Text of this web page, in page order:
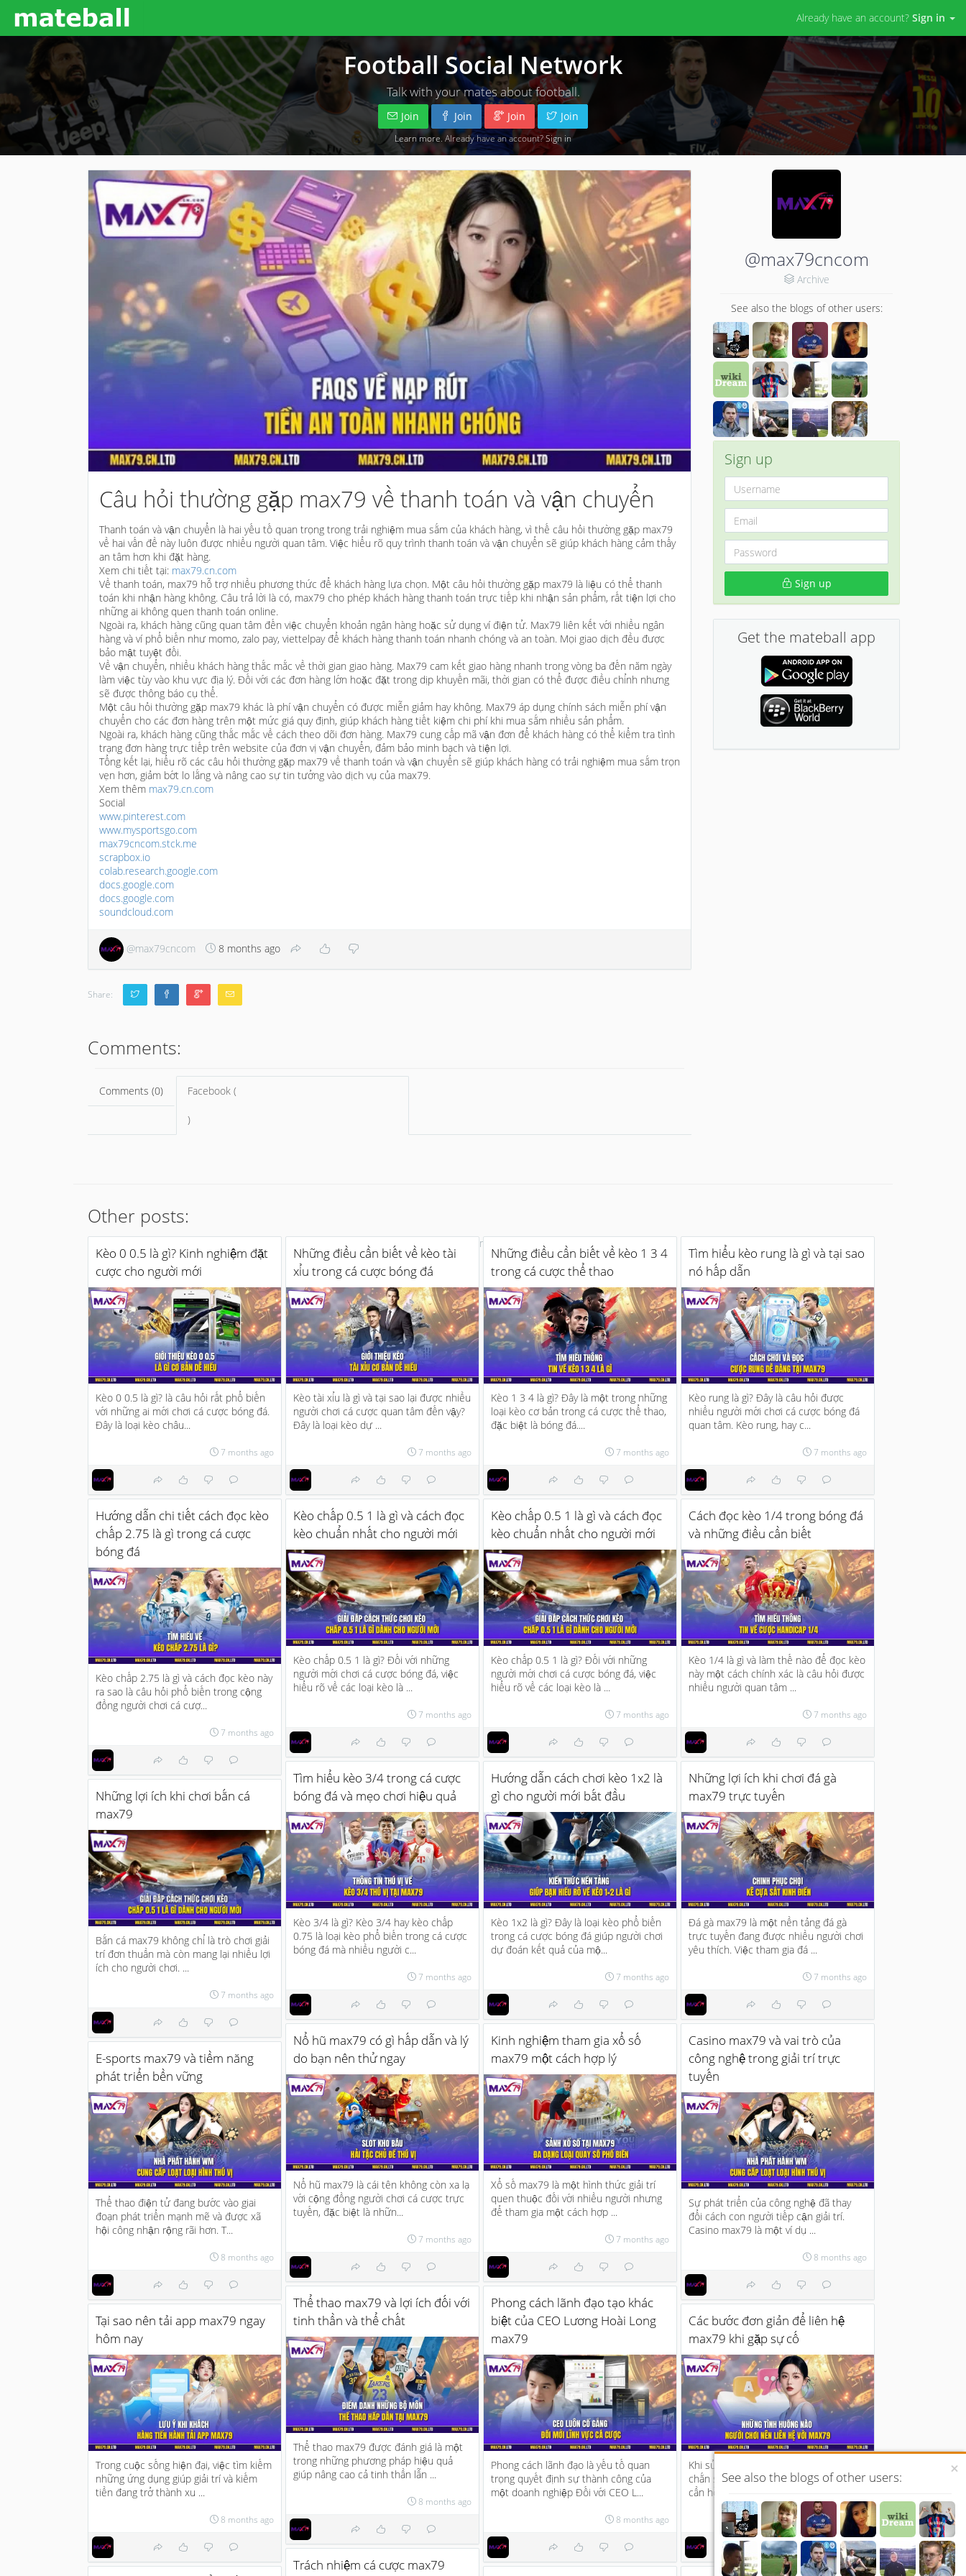
Already have an account? Sign in
Football Social Network
Talk with your mates about football.
Join Join Join Join
Learn more . Already have an account?Sign in
Câu hỏi thường gặp max79 về thanh toán và vận chuyển
Thanh toán và vận chuyển là hai yếu tố quan trọng trong trải nghiệm mua sắm của khách hàng, vì thế câu hỏi thường gặp max79
về hai vấn đề này luôn được nhiều người quan tâm. Việc hiểu rõ quy trình thanh toán và vận chuyển sẽ giúp khách hàng cảm thấy
an tâm hơn khi đặt hàng.
Xem chi tiết tại: max79.cn.com
Về thanh toán, max79 hỗ trợ nhiều phương thức để khách hàng lựa chọn. Một câu hỏi thường gặp max79 là liệu có thể thanh
toán khi nhận hàng không. Câu trả lời là có, max79 cho phép khách hàng thanh toán trực tiếp khi nhận sản phẩm, rất tiện lợi cho
những ai không quen thanh toán online.
Ngoài ra, khách hàng cũng quan tâm đến việc chuyển khoản ngân hàng hoặc sử dụng ví điện tử. Max79 liên kết với nhiều ngân
hàng và ví phổ biến như momo, zalo pay, viettelpay để khách hàng thanh toán nhanh chóng và an toàn. Mọi giao dịch đều được
bảo mật tuyệt đối.
Về vận chuyển, nhiều khách hàng thắc mắc về thời gian giao hàng. Max79 cam kết giao hàng nhanh trong vòng ba đến năm ngày
làm việc tùy vào khu vực địa lý. Đối với các đơn hàng lớn hoặc đặt trong dịp khuyến mãi, thời gian có thể được điều chỉnh nhưng
sẽ được thông báo cụ thể.
Một câu hỏi thường gặp max79 khác là phí vận chuyển có được miễn giảm hay không. Max79 áp dụng chính sách miễn phí vận
chuyển cho các đơn hàng trên một mức giá quy định, giúp khách hàng tiết kiệm chi phí khi mua sắm nhiều sản phẩm.
Ngoài ra, khách hàng cũng thắc mắc về cách theo dõi đơn hàng. Max79 cung cấp mã vận đơn để khách hàng có thể kiểm tra tình
trạng đơn hàng trực tiếp trên website của đơn vị vận chuyển, đảm bảo minh bạch và tiện lợi.
Tổng kết lại, hiểu rõ các câu hỏi thường gặp max79 về thanh toán và vận chuyển sẽ giúp khách hàng có trải nghiệm mua sắm trọn
vẹn hơn, giảm bớt lo lắng và nâng cao sự tin tưởng vào dịch vụ của max79.
Xem thêm max79.cn.com
Social
www.pinterest.com
www.mysportsgo.com
max79cncom.stck.me
scrapbox.io
colab.research.google.com
docs.google.com
docs.google.com
soundcloud.com
@max79cncom 8 months ago
Share:
Comments:
Comments (0) Facebook (
)
×
See also the blogs of other users:
@max79cncom
Archive
See also the blogs of other users:
Sign up
Sign up
Get the mateball app
Other posts:
Kèo 0 0.5 là gì? Kinh nghiệm đặt
cược cho người mới
Kèo 0 0.5 là gì? là câu hỏi rất phổ biến
với những ai mới chơi cá cược bóng đá.
Đây là loại kèo châu...
7 months ago
Những điều cần biết về kèo tài
xỉu trong cá cược bóng đá
Kèo tài xỉu là gì và tại sao lại được nhiều
người chơi cá cược quan tâm đến vậy?
Đây là loại kèo dự ...
7 months ago
Những điều cần biết về kèo 1 3 4
trong cá cược thể thao
Kèo 1 3 4 là gì? Đây là một trong những
loại kèo cơ bản trong cá cược thể thao,
đặc biệt là bóng đá....
7 months ago
Tìm hiểu kèo rung là gì và tại sao
nó hấp dẫn
Kèo rung là gì? Đây là câu hỏi được
nhiều người mới chơi cá cược bóng đá
quan tâm. Kèo rung, hay c...
7 months ago
Hướng dẫn chi tiết cách đọc kèo
chấp 2.75 là gì trong cá cược
bóng đá
Kèo chấp 2.75 là gì và cách đọc kèo này
ra sao là câu hỏi phổ biến trong cộng
đồng người chơi cá cượ...
7 months ago
Kèo chấp 0.5 1 là gì và cách đọc
kèo chuẩn nhất cho người mới
Kèo chấp 0.5 1 là gì? Đối với những
người mới chơi cá cược bóng đá, việc
hiểu rõ về các loại kèo là ...
7 months ago
Kèo chấp 0.5 1 là gì và cách đọc
kèo chuẩn nhất cho người mới
Kèo chấp 0.5 1 là gì? Đối với những
người mới chơi cá cược bóng đá, việc
hiểu rõ về các loại kèo là ...
7 months ago
Cách đọc kèo 1/4 trong bóng đá
và những điều cần biết
Kèo 1/4 là gì và làm thế nào để đọc kèo
này một cách chính xác là câu hỏi được
nhiều người quan tâm ...
7 months ago
Tìm hiểu kèo 3/4 trong cá cược
bóng đá và mẹo chơi hiệu quả
Kèo 3/4 là gì? Kèo 3/4 hay kèo chấp
0.75 là loại kèo phổ biến trong cá cược
bóng đá mà nhiều người c...
7 months ago
Hướng dẫn cách chơi kèo 1x2 là
gì cho người mới bắt đầu
Kèo 1x2 là gì? Đây là loại kèo phổ biến
trong cá cược bóng đá giúp người chơi
dự đoán kết quả của mộ...
7 months ago
Những lợi ích khi chơi đá gà
max79 trực tuyến
Đá gà max79 là một nền tảng đá gà
trực tuyến đang được nhiều người chơi
yêu thích. Việc tham gia đá ...
7 months ago
Những lợi ích khi chơi bắn cá
max79
Bắn cá max79 không chỉ là trò chơi giải
trí đơn thuần mà còn mang lại nhiều lợi
ích cho người chơi. ...
7 months ago
Nổ hũ max79 có gì hấp dẫn và lý
do bạn nên thử ngay
Nổ hũ max79 là cái tên không còn xa lạ
với cộng đồng người chơi cá cược trực
tuyến, đặc biệt là nhữn...
7 months ago
Kinh nghiệm tham gia xổ số
max79 một cách hợp lý
Xổ số max79 là một hình thức giải trí
quen thuộc đối với nhiều người nhưng
để tham gia một cách hợp ...
7 months ago
Casino max79 và vai trò của
công nghệ trong giải trí trực
tuyến
Sự phát triển của công nghệ đã thay
đổi cách con người tiếp cận giải trí.
Casino max79 là một ví dụ ...
8 months ago
E-sports max79 và tiềm năng
phát triển bền vững
Thể thao điện tử đang bước vào giai
đoạn phát triển mạnh mẽ và được xã
hội công nhận rộng rãi hơn. T...
8 months ago
Thể thao max79 và lợi ích đối với
tinh thần và thể chất
Thể thao max79 được đánh giá là một
trong những phương pháp hiệu quả
giúp nâng cao cả tinh thần lẫn ...
8 months ago
Phong cách lãnh đạo tạo khác
biệt của CEO Lương Hoài Long
max79
Phong cách lãnh đạo là yếu tố quan
trọng quyết định sự thành công của
một doanh nghiệp Đối với CEO L...
8 months ago
Tại sao nên tải app max79 ngay
hôm nay
Trong cuộc sống hiện đại, việc tìm kiếm
những ứng dụng giúp giải trí và kiếm
tiền đang trở thành xu ...
8 months ago
Các bước đơn giản để liên hệ
max79 khi gặp sự cố
Khi sử dụng dịch vụ hay sản phẩm, chắc
chắn sẽ có lúc bạn gặp phải sự cố hoặc
cần hỗ trợ. Lúc này, v...
8 months ago
Trách nhiệm cá cược max79
No more